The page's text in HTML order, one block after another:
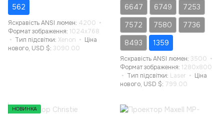
562
Яскравість ANSI люмен 4200
Формат зображення 1024x768
Тип підсвітки Xenon
Ціна
нового, USD $ 3090.00
6647 6749
7253
7572
7580
7736
8493
1359
Яскравість ANSI люмен 3500
Формат зображення 1280x800
Тип підсвітки Laser
Ціна
нового, USD $ 799.00
НОВИНКА